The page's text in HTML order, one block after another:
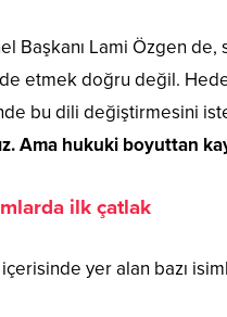
Başkanı Lami Özgen
etmek doğru değil.
bu dili değiştirmesini
Ama hukuki boyuttan
ilk çatlak
yer alan bazı